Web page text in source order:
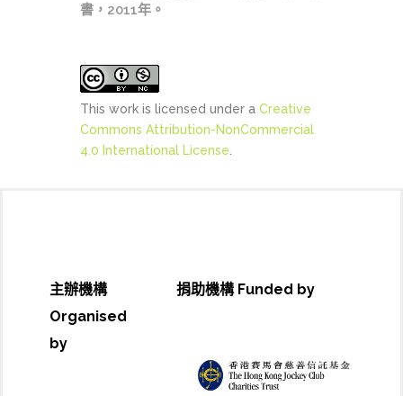
書，2011年。
This work is licensed under a Creative
Commons Attribution-NonCommercial
4.0 International License
主辦機構
Organised
by
捐助機構 Funded by